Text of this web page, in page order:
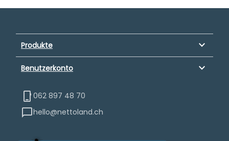
Produkte keyboard_arrow_down
Benutzerkonto keyboard_arrow_down
062 897 48 70
hello@nettoland.ch